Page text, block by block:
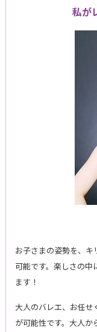
私が
お子さまの姿勢を、
可能です。楽しさの中
ます！
大人のバレエ、お任せ
が可能性です。大人か